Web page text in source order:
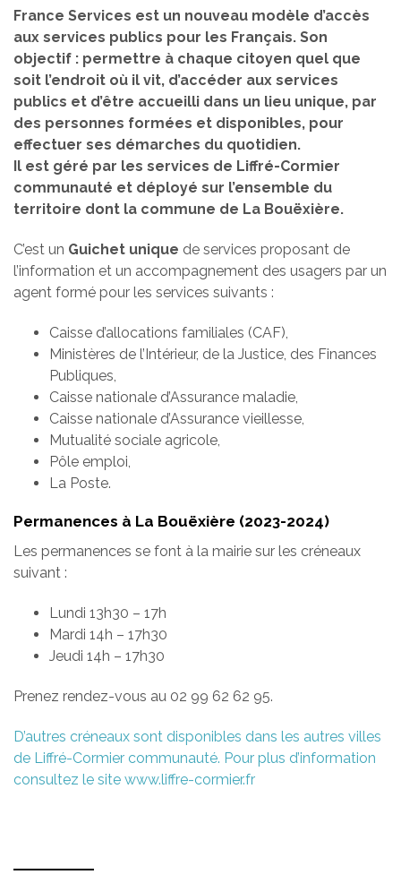
France Services est un nouveau modèle d’accès
aux services publics pour les Français. Son
objectif : permettre à chaque citoyen quel que
soit l’endroit où il vit, d’accéder aux services
publics et d’être accueilli dans un lieu unique, par
des personnes formées et disponibles, pour
effectuer ses démarches du quotidien.
Il est géré par les services de Liffré-Cormier
communauté et déployé sur l’ensemble du
territoire dont la commune de La Bouëxière.
C’est un Guichet unique de services proposant de
l’information et un accompagnement des usagers par un
agent formé pour les services suivants :
Caisse d’allocations familiales (CAF),
Ministères de l’Intérieur, de la Justice, des Finances
Publiques,
Caisse nationale d’Assurance maladie,
Caisse nationale d’Assurance vieillesse,
Mutualité sociale agricole,
Pôle emploi,
La Poste.
Permanences à La Bouëxière (2023-2024)
Les permanences se font à la mairie sur les créneaux
suivant :
Lundi 13h30 – 17h
Mardi 14h – 17h30
Jeudi 14h – 17h30
Prenez rendez-vous au 02 99 62 62 95.
D’autres créneaux sont disponibles dans les autres villes
de Liffré-Cormier communauté. Pour plus d’information
consultez le site www.liffre-cormier.fr